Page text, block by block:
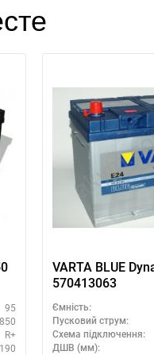
95
850
R+
VARTA BLUE
570413063
Ємність:
Пусковий струм:
Схема підключення:
ДШВ (мм):
За